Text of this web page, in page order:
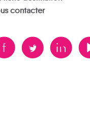
contacter
A D